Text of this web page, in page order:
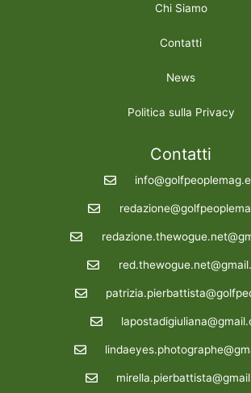
Chi Siamo
Contatti
News
Politica sulla Privacy
Contatti